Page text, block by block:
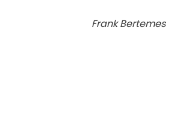
Frank Bertemes